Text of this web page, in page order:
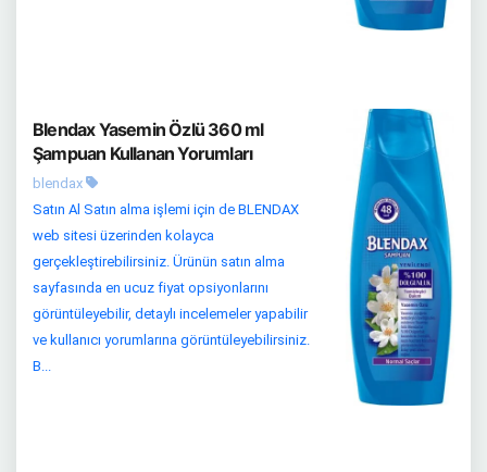
Blendax Yasemin Özlü 360 ml
Şampuan Kullanan Yorumları
blendax
Satın Al Satın alma işlemi için de BLENDAX
web sitesi üzerinden kolayca
gerçekleştirebilirsiniz. Ürünün satın alma
sayfasında en ucuz fiyat opsiyonlarını
görüntüleyebilir, detaylı incelemeler yapabilir
ve kullanıcı yorumlarına görüntüleyebilirsiniz.
B...